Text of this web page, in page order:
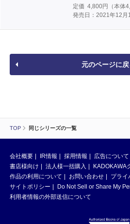
TOP 同じシリーズの一覧
定価 4,800円（本体
発売日：2021年12月
元のページに戻
会社概要 IR情報 採用情報 広告について
書店様向け
法人様一括購入
KADOKAWA
作品の利用について
お問い合わせ
プライ
サイトポリシー
Do Not Sell or Share My
利用者情報の外部送信について